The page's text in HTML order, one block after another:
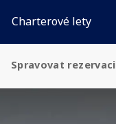
Charterové lety
Spravovat rezervaci